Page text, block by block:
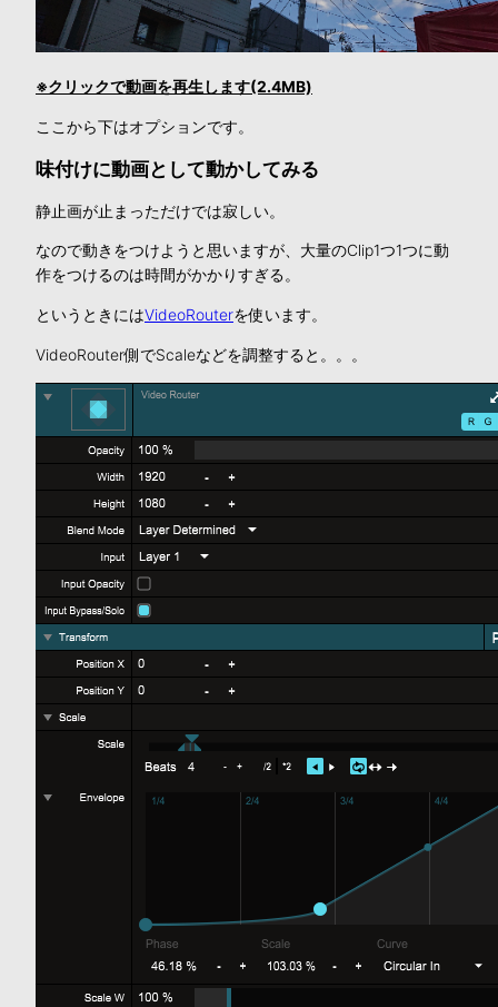
※クリックで動画を再生します(2.4MB)
ここから下はオプションです。
味付けに動画として動かしてみる
静止画が止まっただけでは寂しい。
なので動きをつけようと思いますが、大量のClip1つ1つに動
作をつけるのは時間がかかりすぎる。
というときにはVideoRouterを使います。
VideoRouter側でScaleなどを調整すると。。。